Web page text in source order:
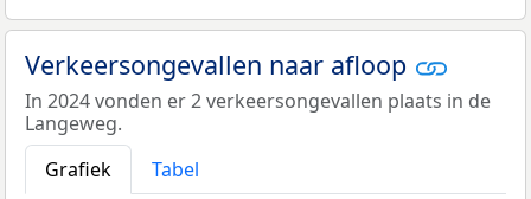
Verkeersongevallen naar afloop
In 2024 vonden er 2 verkeersongevallen plaats in de
Langeweg.
Grafiek
Tabel